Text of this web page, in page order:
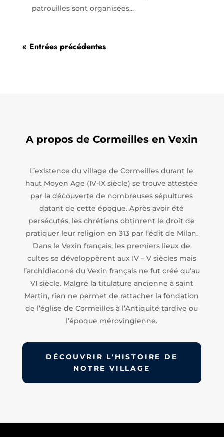
patrouilles sont organisées...
« Entrées précédentes
A propos de Cormeilles en Vexin
L’existence du village de Cormeilles durant le
haut Moyen Age (IV-IX siècle) se trouve attestée
par la découverte de nombreuses sépultures
datant de cette époque. Après avoir été
persécutés, les chrétiens obtinrent le droit de
pratiquer leur religion en 313 par l’édit de Milan.
Dans le Vexin français, les premiers lieux de
cultes se développèrent aux IV – V siècles mais
l’archidiaconé du Vexin français ne fut créé qu’au
VI siècle. Malgré la titulature ancienne à saint
Martin, rien ne permet de rattacher la fondation
de l’église de Cormeilles à l’Antiquité tardive ou
l’époque mérovingienne.
DÉCOUVRIR L'HISTOIRE DE
NOTRE VILLAGE